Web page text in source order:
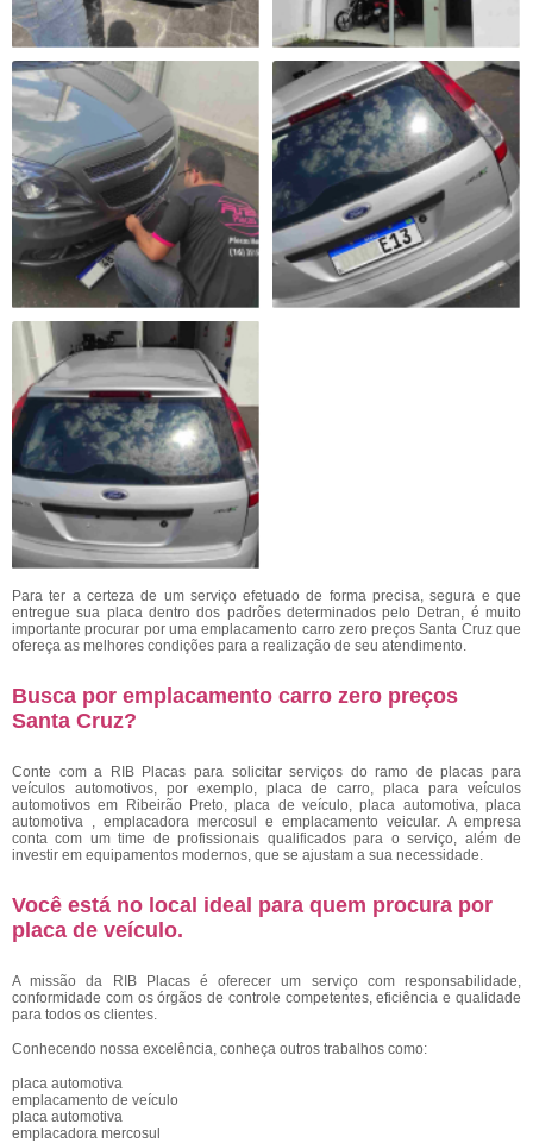
Para ter a certeza de um serviço efetuado de forma precisa, segura e que
entregue sua placa dentro dos padrões determinados pelo Detran, é muito
importante procurar por uma emplacamento carro zero preços Santa Cruz que
ofereça as melhores condições para a realização de seu atendimento.
Busca por emplacamento carro zero preços
Santa Cruz?
Conte com a RIB Placas para solicitar serviços do ramo de placas para
veículos automotivos, por exemplo, placa de carro, placa para veículos
automotivos em Ribeirão Preto, placa de veículo, placa automotiva, placa
automotiva , emplacadora mercosul e emplacamento veicular. A empresa
conta com um time de profissionais qualificados para o serviço, além de
investir em equipamentos modernos, que se ajustam a sua necessidade.
Você está no local ideal para quem procura por
placa de veículo.
A missão da RIB Placas é oferecer um serviço com responsabilidade,
conformidade com os órgãos de controle competentes, eficiência e qualidade
para todos os clientes.
Conhecendo nossa excelência, conheça outros trabalhos como:
placa automotiva
emplacamento de veículo
placa automotiva
emplacadora mercosul